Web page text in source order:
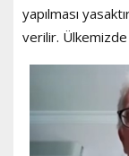
yapılması
verilir.